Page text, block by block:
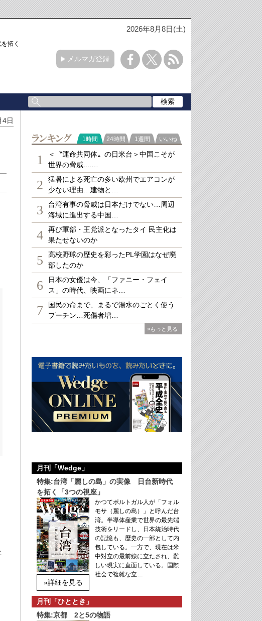
2026年8月8日(土)
拓く「3
メルマガ登録
4日
ランキング
1時間 24時間 1週間 いいね
1
＜〝運命共同体〟の日米台＞中国こそが
世界の脅威....…
2
猛暑による死亡の多い欧州でエアコンが
少ない理由…建物と…
3
台湾有事の脅威は日本だけでない…周辺
海域に進出する中国…
4
再び軍部・王党派となったタイ 民主化は
果たせないのか
5
高校野球の歴史を彩ったPL学園はなぜ廃
部したのか
6
日本の女優は今、「ファニー・フェイ
ス」の時代、映画にネ…
7
国民の命まで、まるで湯水のごとく使う
プーチン…死傷者増…
»もっと見る
月刊「Wedge」
特集:台湾「麗しの島」の実像 日台新時代
を拓く「3つの視座」
»詳細を見る
かつてポルトガル人が「フォル
モサ（麗しの島）」と呼んだ台
湾。半導体産業で世界の最先端
技術をリードし、日本統治時代
の記憶も、歴史の一部として内
包している。一方で、現在は米
中対立の最前線に立たされ、難
しい現実に直面している。国際
社会で複雑な立…
月刊「ひととき」
特集:京都 2と5の物語